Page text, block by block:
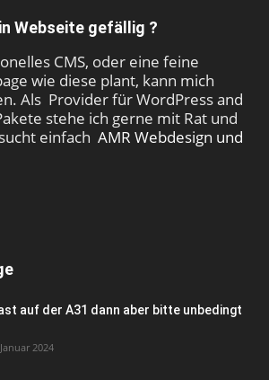
Webseite gefällig ?
CMS, oder eine feine
wie diese plant, kann mich
Als Provider für WordPress and
stehe ich gerne mit Rat und
einfach AMR Webdesign und
auf der A31 dann aber bitte unbedingt
2024